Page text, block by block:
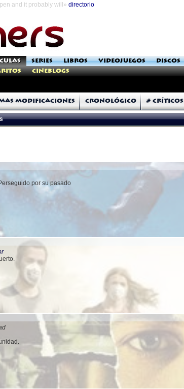
and it probably will» directorio
SERIES LIBROS VIDEOJUEGOS
DISCOS
Cineblogs
modificaciones Cronológico # Críticos
por su pasado